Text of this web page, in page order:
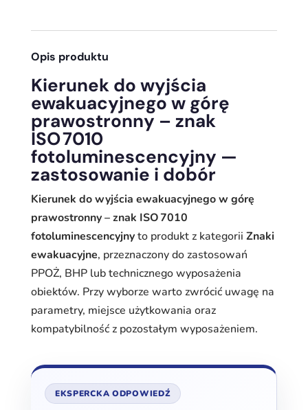
Opis produktu
Kierunek do wyjścia
ewakuacyjnego w górę
prawostronny – znak
ISO 7010
fotoluminescencyjny —
zastosowanie i dobór
Kierunek do wyjścia ewakuacyjnego w górę
prawostronny – znak ISO 7010
fotoluminescencyjnyto produkt z kategorii Znaki
ewakuacyjne, przeznaczony do zastosowań
PPOŻ, BHP lub technicznego wyposażenia
obiektów. Przy wyborze warto zwrócić uwagę na
parametry, miejsce użytkowania oraz
kompatybilność z pozostałym wyposażeniem.
EKSPERCKA ODPOWIEDŹ